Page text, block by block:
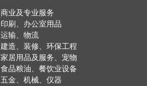
商业及专业服务
印刷、办公室用品
运输、物流
建造、装修、环保工程
家居用品及服务、宠物
食品粮油、餐饮业设备
五金、机械、仪器